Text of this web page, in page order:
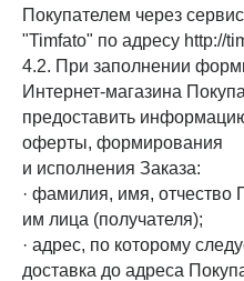
Покупателем через
"Timfato" по адресу http://
4.2. При заполнении
Интернет-магазина
предоставить
оферты, формирования
и исполнения Заказа:
· фамилия, имя, отчество
им лица (получателя);
· адрес, по которому
доставка до адреса